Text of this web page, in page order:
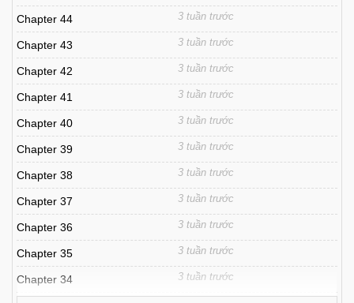
Chapter 44 3 tuần trước
Chapter 43 3 tuần trước
Chapter 42 3 tuần trước
Chapter 41 3 tuần trước
Chapter 40 3 tuần trước
Chapter 39 3 tuần trước
Chapter 38 3 tuần trước
Chapter 37 3 tuần trước
Chapter 36 3 tuần trước
Chapter 35 3 tuần trước
Chapter 34 3 tuần trước